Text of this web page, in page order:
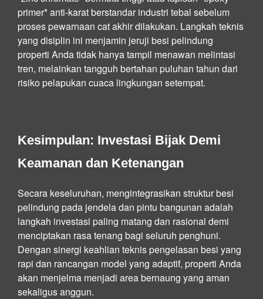
primer* anti-karat berstandar industri tebal sebelum
proses pewarnaan cat akhir dilakukan. Langkah teknis
yang disiplin ini menjamin jeruji besi pelindung
properti Anda tidak hanya tampil menawan melintasi
tren, melainkan tangguh bertahan puluhan tahun dari
risiko pelapukan cuaca lingkungan setempat.
Kesimpulan: Investasi Bijak Demi
Keamanan dan Ketenangan
Secara keseluruhan, mengintegrasikan struktur besi
pelindung pada jendela dan pintu bangunan adalah
langkah investasi paling matang dan rasional demi
menciptakan rasa tenang bagi seluruh penghuni.
Dengan sinergi keahlian teknis pengelasan besi yang
rapi dan rancangan model yang adaptif, properti Anda
akan menjelma menjadi area bernaung yang aman
sekaligus anggun.